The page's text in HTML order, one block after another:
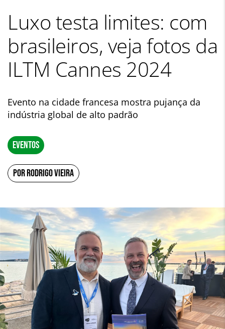
Luxo testa limites: com
brasileiros, veja fotos da
ILTM Cannes 2024
Evento na cidade francesa mostra pujança da
indústria global de alto padrão
EVENTOS
POR RODRIGO VIEIRA